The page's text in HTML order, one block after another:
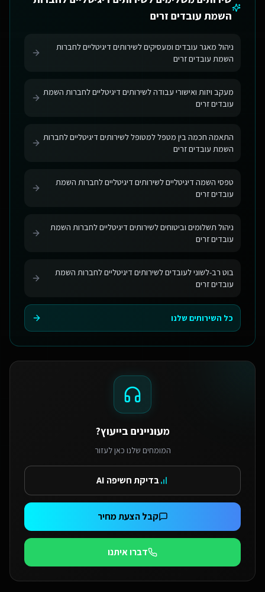
השמת עובדים זרים
ניהול מאגר עובדים ומעסיקים לשירותים דיגיטליים לחברות
השמת עובדים זרים
מעקב ויזות ואישורי עבודה לשירותים דיגיטליים לחברות השמת
עובדים זרים
התאמה חכמה בין מטפל למטופל לשירותים דיגיטליים לחברות
השמת עובדים זרים
טפסי השמה דיגיטליים לשירותים דיגיטליים לחברות השמת
עובדים זרים
ניהול תשלומים וביטוחים לשירותים דיגיטליים לחברות השמת
עובדים זרים
בוט רב-לשוני לעובדים לשירותים דיגיטליים לחברות השמת
עובדים זרים
כל השירותים שלנו
מעוניינים בייעוץ?
המומחים שלנו כאן לעזור
בדיקת חשיפה AI
קבל הצעת מחיר
דברו איתנו